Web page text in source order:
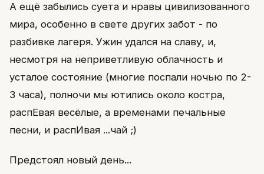
А ещё забылись суета и нравы цивилизованного
мира, особенно в свете других забот - по
разбивке лагеря. Ужин удался на славу, и,
несмотря на неприветливую облачность и
усталое состояние (многие поспали ночью по 2-
3 часа), полночи мы ютились около костра,
распЕвая весёлые, а временами печальные
песни, и распИвая ...чай ;)
Предстоял новый день...